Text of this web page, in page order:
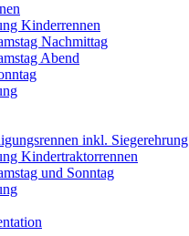
Kinderrennen
Nachmittag
Abend
inkl. Siegerehrung
Kindertraktorrennen
und Sonntag